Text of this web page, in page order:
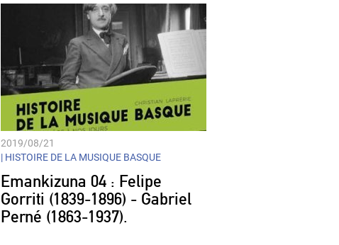
2019/08/21
| HISTOIRE DE LA MUSIQUE BASQUE
Emankizuna 04 : Felipe
Gorriti (1839-1896) - Gabriel
Perné (1863-1937).